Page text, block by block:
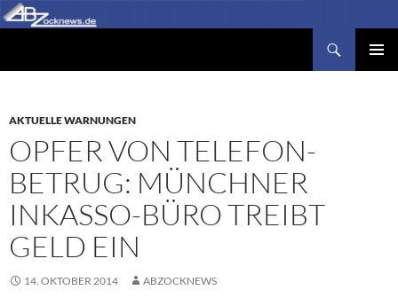
Zum
Inhalt
AKTUELLE WARNUNGEN
OPFER VON TELEFON-
BETRUG: MÜNCHNER
INKASSO-BÜRO TREIBT
GELD EIN
14. OKTOBER 2014 ABZOCKNEWS